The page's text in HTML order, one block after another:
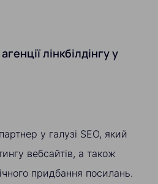
лінкбілдінгу у
у галузі SEO, який
вебсайтів, а також
придбання посилань.